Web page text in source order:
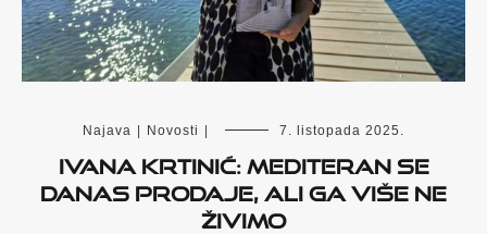
Najava Novosti 7. listopada 2025.
Ivana Krtinić: Mediteran se
danas prodaje, ali ga više ne
živimo